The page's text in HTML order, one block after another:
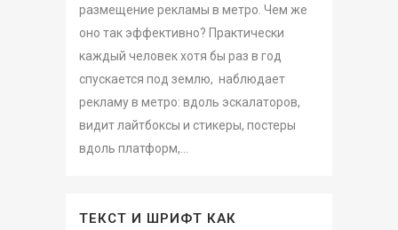
размещение рекламы в метро. Чем же
оно так эффективно? Практически
каждый человек хотя бы раз в год
спускается под землю, наблюдает
рекламу в метро: вдоль эскалаторов,
видит лайтбоксы и стикеры, постеры
вдоль платформ,...
ТЕКСТ И ШРИФТ КАК